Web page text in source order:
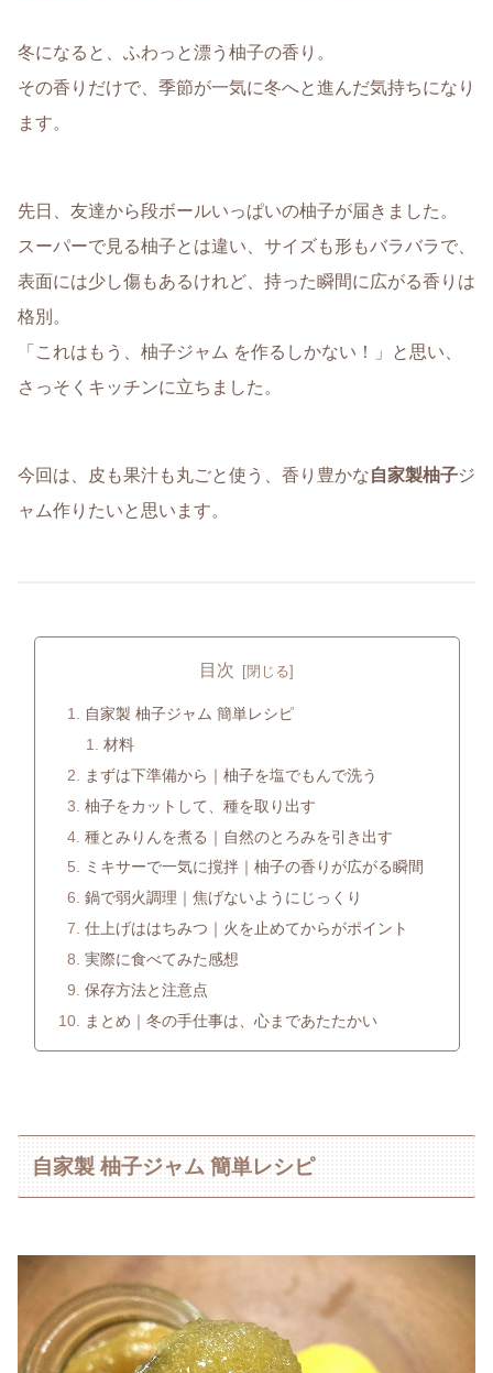
冬になると、ふわっと漂う柚子の香り。
その香りだけで、季節が一気に冬へと進んだ気持ちになり
ます。
先日、友達から段ボールいっぱいの柚子が届きました。
スーパーで見る柚子とは違い、サイズも形もバラバラで、
表面には少し傷もあるけれど、持った瞬間に広がる香りは
格別。
「これはもう、柚子ジャム を作るしかない！」と思い、
さっそくキッチンに立ちました。
今回は、皮も果汁も丸ごと使う、香り豊かな自家製柚子ジ
ャム作りたいと思います。
目次
自家製 柚子ジャム 簡単レシピ
材料
まずは下準備から｜柚子を塩でもんで洗う
柚子をカットして、種を取り出す
種とみりんを煮る｜自然のとろみを引き出す
ミキサーで一気に撹拌｜柚子の香りが広がる瞬間
鍋で弱火調理｜焦げないようにじっくり
仕上げははちみつ｜火を止めてからがポイント
実際に食べてみた感想
保存方法と注意点
まとめ｜冬の手仕事は、心まであたたかい
自家製 柚子ジャム 簡単レシピ